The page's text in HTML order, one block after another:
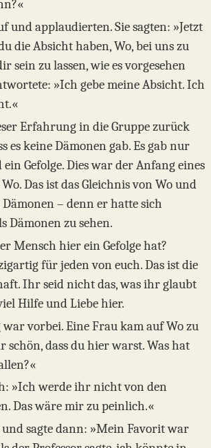
und applaudierten. Sie sagten: »Jetzt
die Absicht haben, Wo, bei uns zu
sein zu lassen, wie es vorgesehen
»Ich gebe meine Absicht. Ich
Erfahrung in die Gruppe zurück
es keine Dämonen gab. Es gab nur
Gefolge. Dies war der Anfang eines
Das ist das Gleichnis von Wo und
– denn er hatte sich
Dämonen zu sehen.
Mensch hier ein Gefolge hat?
für jeden von euch. Das ist die
Ihr seid nicht das, was ihr glaubt
Hilfe und Liebe hier.
vorbei. Eine Frau kam auf Wo zu
schön, dass du hier warst. Was hat
»Ich werde ihr nicht von den
Das wäre mir zu peinlich.«
sagte dann: »Mein Favorit war